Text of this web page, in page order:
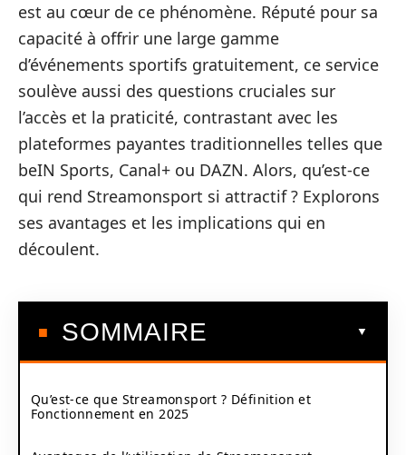
est au cœur de ce phénomène. Réputé pour sa
capacité à offrir une large gamme
d’événements sportifs gratuitement, ce service
soulève aussi des questions cruciales sur
l’accès et la praticité, contrastant avec les
plateformes payantes traditionnelles telles que
beIN Sports, Canal+ ou DAZN. Alors, qu’est-ce
qui rend Streamonsport si attractif ? Explorons
ses avantages et les implications qui en
découlent.
SOMMAIRE
Qu’est-ce que Streamonsport ? Définition et
Fonctionnement en 2025